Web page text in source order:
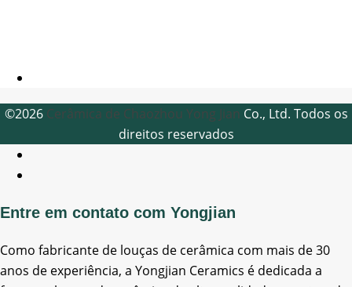
©2026 Cerâmica de Chaozhou Yong Jian Co., Ltd. Todos os
direitos reservados
Entre em contato com Yongjian
Como fabricante de louças de cerâmica com mais de 30
anos de experiência, a Yongjian Ceramics é dedicada a